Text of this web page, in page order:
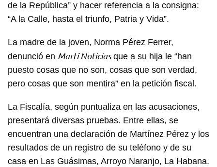
de la República” y hacer referencia a la consigna:
“A la Calle, hasta el triunfo, Patria y Vida”.
La madre de la joven, Norma Pérez Ferrer,
denunció en Martí Noticiasque a su hija le “han
puesto cosas que no son, cosas que son verdad,
pero cosas que son mentira” en la petición fiscal.
La Fiscalía, según puntualiza en las acusaciones,
presentará diversas pruebas. Entre ellas, se
encuentran una declaración de Martínez Pérez y los
resultados de un registro de su teléfono y de su
casa en Las Guásimas, Arroyo Naranjo, La Habana.